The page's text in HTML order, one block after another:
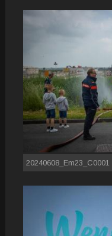
20240608_Em23_C0001